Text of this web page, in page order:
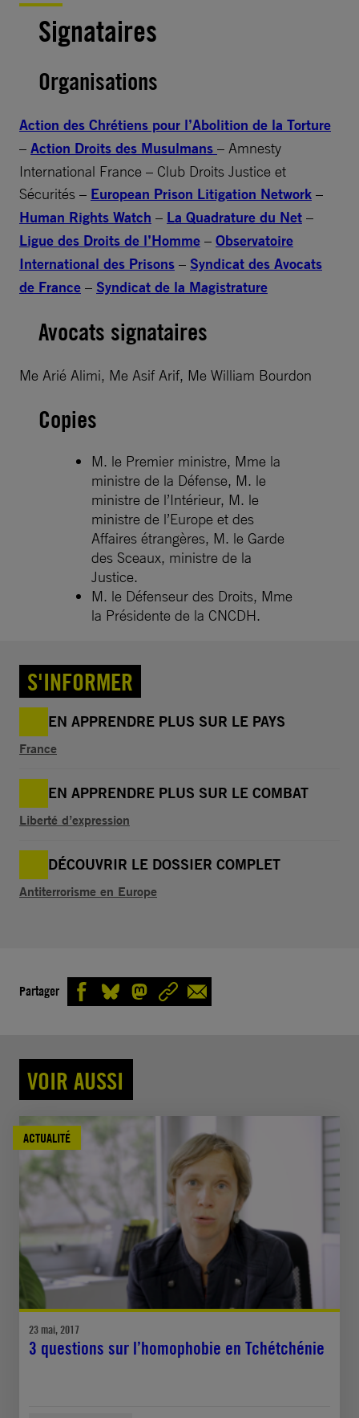
Signataires
Organisations
Action des Chrétiens pour l’Abolition de la Torture
– Action Droits des Musulmans – Amnesty
International France – Club Droits Justice et
Sécurités – European Prison Litigation Network –
Human Rights Watch – La Quadrature du Net –
Ligue des Droits de l’Homme – Observatoire
International des Prisons – Syndicat des Avocats
de France – Syndicat de la Magistrature
Avocats signataires
Me Arié Alimi, Me Asif Arif, Me William Bourdon
Copies
M. le Premier ministre, Mme la
ministre de la Défense, M. le
ministre de l’Intérieur, M. le
ministre de l’Europe et des
Affaires étrangères, M. le Garde
des Sceaux, ministre de la
Justice.
M. le Défenseur des Droits, Mme
la Présidente de la CNCDH.
S'INFORMER
EN APPRENDRE PLUS SUR LE PAYS
France
EN APPRENDRE PLUS SUR LE COMBAT
Liberté d’expression
DÉCOUVRIR LE DOSSIER COMPLET
Antiterrorisme en Europe
Partager
VOIR AUSSI
ACTUALITÉ
23 mai, 2017
3 questions sur l’homophobie en Tchétchénie